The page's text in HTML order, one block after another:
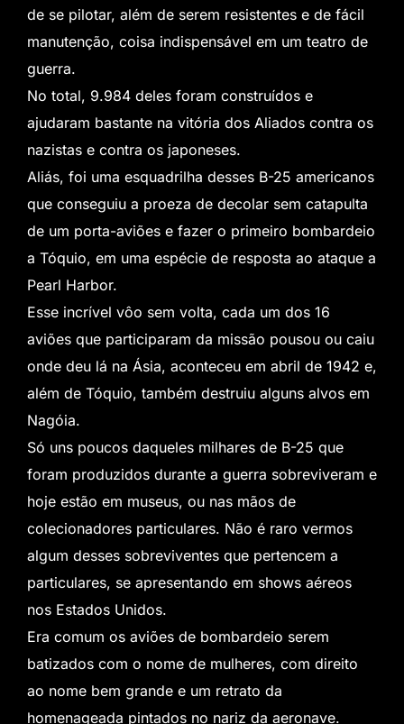
de se pilotar, além de serem resistentes e de fácil
manutenção, coisa indispensável em um teatro de
guerra.
No total, 9.984 deles foram construídos e
ajudaram bastante na vitória dos Aliados contra os
nazistas e contra os japoneses.
Aliás, foi uma esquadrilha desses B-25 americanos
que conseguiu a proeza de decolar sem catapulta
de um porta-aviões e fazer o primeiro bombardeio
a Tóquio, em uma espécie de resposta ao ataque a
Pearl Harbor.
Esse incrível vôo sem volta, cada um dos 16
aviões que participaram da missão pousou ou caiu
onde deu lá na Ásia, aconteceu em abril de 1942 e,
além de Tóquio, também destruiu alguns alvos em
Nagóia.
Só uns poucos daqueles milhares de B-25 que
foram produzidos durante a guerra sobreviveram e
hoje estão em museus, ou nas mãos de
colecionadores particulares. Não é raro vermos
algum desses sobreviventes que pertencem a
particulares, se apresentando em shows aéreos
nos Estados Unidos.
Era comum os aviões de bombardeio serem
batizados com o nome de mulheres, com direito
ao nome bem grande e um retrato da
homenageada pintados no nariz da aeronave.